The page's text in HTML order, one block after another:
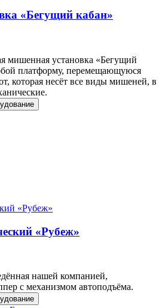
«Бегущий кабан»
мишенная установка «Бегущий
платформу, перемещающуюся
которая несёт все виды мишеней, в
«Рубеж»
нашей компанией,
с механизмом автоподъёма.